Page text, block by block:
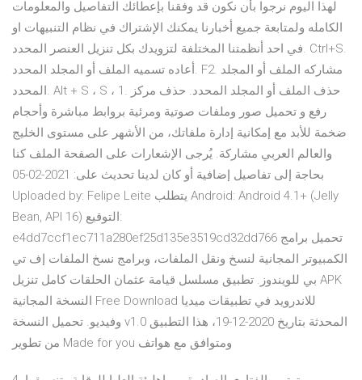
لهذا اليوم نرجوا بأن نكون قد وفقنا بإعطائك التفاصيل والمعلومات
الكامله ولمتابعة جميع أخبارنا يمكنك الإشتراك في نظام التنبيهات او
في احد أنظمتنا المختلفة لتزويدك بكل تنزيل العنصر المحدد. Ctrl+S.
أعاده تسميه الملف أو المجلد المحدد. F2. مشاركه الملف أو المجلد
المحدد. Alt + S ، S ، 1. حذف الملف أو المجلد المحدد. حذف مركز
رفع و تحميل صور وملفات صوتية ومرئية بروابط مباشرة وأحجام
ضخمة للأبد مع إمكانية إدارة ملفاتك، من الأشهر على مستوى الخليج
والعالم العربي مشاركة. يُرجى الإشعارات على الصفحة الملف كنا
بحاجة إلى تفاصيل إضافية أو كان لدينا تحديث على: 2021-02-05
Uploaded by: Felipe Leite يتطلب Android: Android 4.1+ (Jelly
Bean, API 16) التوقيع:
e4dd7ccf1ec711a280ef25d135e3519cd32dd766 تحميل برامج
الكمبيوتر المجانية لنسخ ونقل الملفات، وبرامج نسخ الملفات إف تي
بي للويندوز. تطبيق مسلسل قيامة عثمان الحلقات كامل تنزيل APK
النسخة المجانية Free Download للاندرويد في تطبيقات ميديا
وفيديو. تحميل النسخة v1.0 المحدثة بتاريخ 2020-12-19، هذا التطبيق
من تطوير Made for you ومتوافق مع هواتف